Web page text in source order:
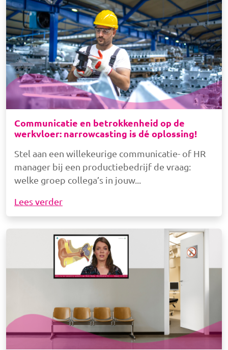
Communicatie en betrokkenheid op de
werkvloer: narrowcasting is dé oplossing!
Stel aan een willekeurige communicatie- of HR
manager bij een productiebedrijf de vraag:
welke groep collega’s in jouw
Lees verder